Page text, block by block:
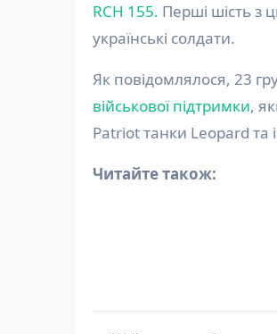
RCH 155. Перші шість з
українські солдати.
Як повідомлялося, 23
військової підтримки,
Patriot танки Leopard та
Читайте також: